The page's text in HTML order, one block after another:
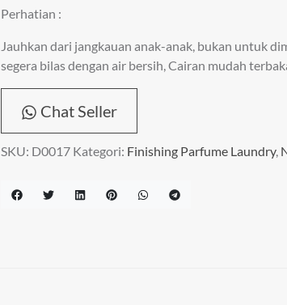
Perhatian :
Jauhkan dari jangkauan anak-anak, bukan untuk
segera bilas dengan air bersih, Cairan mudah
Chat Seller
SKU: D0017 Kategori: Finishing Parfume Laundry,